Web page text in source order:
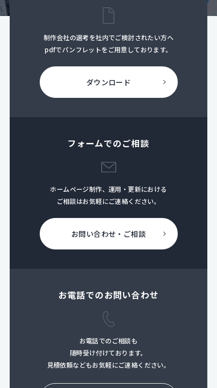
制作会社の選考を社内でご検討されたい方へ
pdfでパンフレットをご用意しております。
ダウンロード
フォームでのご相談
ホームページ制作、運用・更新における
ご相談はお気軽にご連絡ください。
お問い合わせ・ご相談
お電話でのお問い合わせ
お電話でのご相談も
随時受け付けております。
見積依頼などもお気軽にご連絡ください。